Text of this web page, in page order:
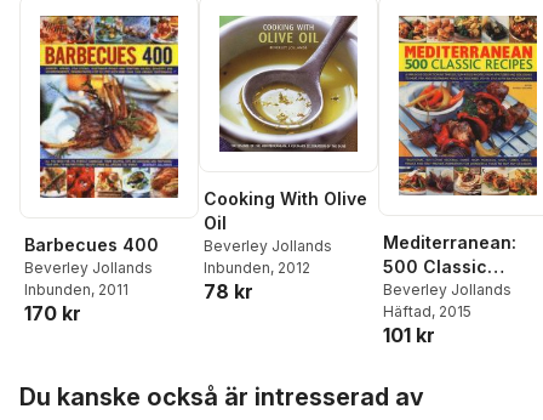
Barbecues 400
Beverley Jollands
Inbunden, 2011
170 kr
Cooking With Olive
Oil
Beverley Jollands
Inbunden, 2012
78 kr
Mediterranean:
500 Classic
Recipes
Beverley Jollands
Häftad, 2015
101 kr
Du kanske också är intresserad av